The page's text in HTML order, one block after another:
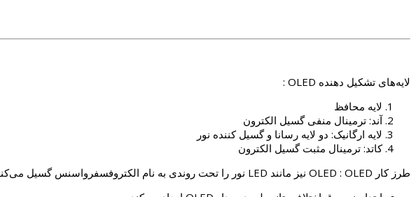
لایه‌های تشکیل دهنده OLED :
لایه محافظ
آند: ترمینال منفی گسیل الکترون
لایه ارگانیک: دو لایه رسانا و گسیل کننده نور
کاتد: ترمینال مثبت گسیل الکترون
طرز کار OLED : OLED نیز مانند LED نور را تحت روندی به نام الکتروفسفرواسنس گسیل می‌کند. در این روند: